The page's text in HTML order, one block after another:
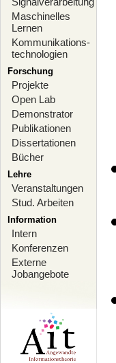
Maschinelles
Lernen
Kommunikations-
technologien
Forschung
Projekte
Open Lab
Demonstrator
Publikationen
Dissertationen
Bücher
Lehre
Veranstaltungen
Stud. Arbeiten
Information
Intern
Konferenzen
Externe
Jobangebote